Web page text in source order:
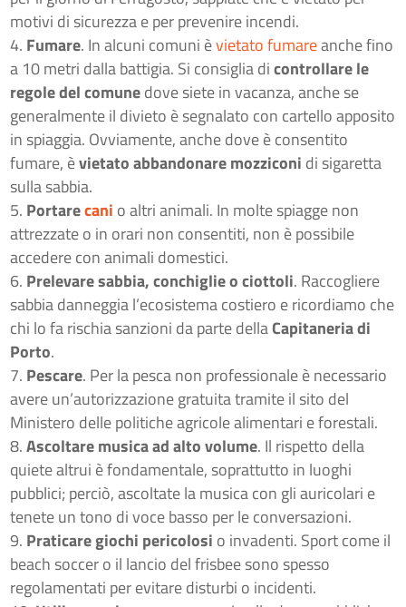
motivi di sicurezza e per prevenire incendi.
Fumare. In alcuni comuni èvietato fumareanche fino
a 10 metri dalla battigia. Si consiglia dicontrollare le
regole del comunedove siete in vacanza, anche se
generalmente il divieto è segnalato con cartello apposito
in spiaggia. Ovviamente, anche dove è consentito
fumare, èvietato abbandonare mozziconi di sigaretta
sulla sabbia.
Portarecani o altri animali. In molte spiagge non
attrezzate o in orari non consentiti, non è possibile
accedere con animali domestici.
Prelevare sabbia, conchiglie o ciottoli. Raccogliere
sabbia danneggia l’ecosistema costiero e ricordiamo che
chi lo fa rischia sanzioni da parte dellaCapitaneria di
Porto.
Pescare. Per la pesca non professionale è necessario
avere un’autorizzazione gratuita tramite il sito del
Ministero delle politiche agricole alimentari e forestali.
Ascoltare musica ad alto volume. Il rispetto della
quiete altrui è fondamentale, soprattutto in luoghi
pubblici; perciò, ascoltate la musica con gli auricolari e
tenete un tono di voce basso per le conversazioni.
Praticare giochi pericolosi o invadenti. Sport come il
beach soccer o il lancio del frisbee sono spesso
regolamentati per evitare disturbi o incidenti.